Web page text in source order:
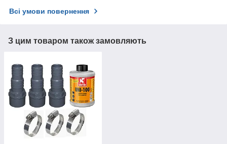
Всі умови повернення
З цим товаром також замовляють